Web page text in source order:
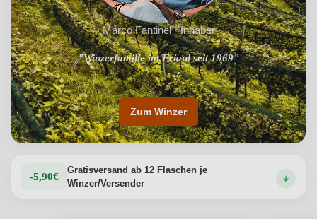
Marco Fantinel · Inhaber
"Winzerfamilie im Friaul seit 1969"
"Einzigartige Terroirs, besondere Gebiete mit idealen
Mikroklimata"
Zum Winzer
-5,90€
Gratisversand ab 12 Flaschen je
Winzer/Versender